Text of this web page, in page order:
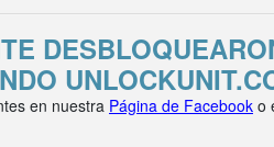
en nuestra Página de Facebook o